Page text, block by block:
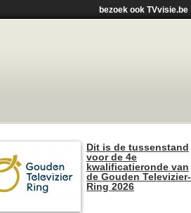
bezoek ook TVvisie.be
Dit is de tussenstand
voor de 4e
kwalificatieronde van
de Gouden Televizier-
Ring 2026